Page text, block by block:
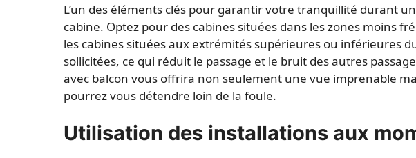
L’un des éléments clés pour garantir votre tranquillité durant
cabine. Optez pour des cabines situées dans les zones moins
les cabines situées aux extrémités supérieures ou inférieures
sollicitées, ce qui réduit le passage et le bruit des autres
avec balcon vous offrira non seulement une vue imprenable
pourrez vous détendre loin de la foule.
Utilisation des installations aux